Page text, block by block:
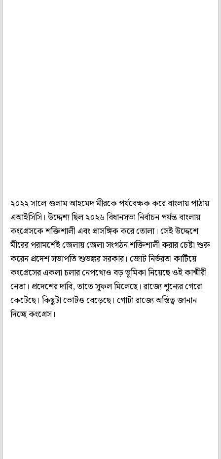
২০২২ সালে গুলাম আহমেদ মীরকে পর্যবেক্ষক করে বাংলায় পাঠায়
এআইসিসি। উদ্দেশ্য ছিল ২০২৬ বিধানসভা নির্বাচন পর্যন্ত বাংলায়
কংগ্রেসকে শক্তিশালী এবং প্রাসঙ্গিক করে তোলা। সেই উদ্দেশে
মীরের পরামর্শেই জেলায় জেলা সংগঠন শক্তিশালী করার চেষ্টা শুরু
করেন প্রদেশ সভাপতি শুভঙ্কর সরকার। জোট নির্ভরতা কাটিয়ে
কংগ্রেসের একলা চলার নেপথ্যেও বড় ভূমিকা নিয়েছে ওই কাশ্মীরী
নেতা। প্রদেশের দাবি, তাতে সুফল মিলেছে। রাজ্যে শূন্যের গেরো
কেটেছে। কিছুটা ভোটও বেড়েছে। গোটা রাজ্যে অস্তিত্ব জানান
দিচ্ছে কংগ্রেস।